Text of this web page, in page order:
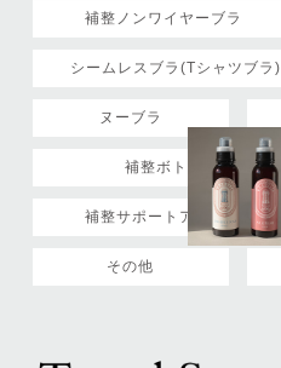
補整ノンワイヤーブラ
シームレスブラ(Tシャツブラ)
ヌーブラ
補整ボトム
補整サポートアイテム
その他